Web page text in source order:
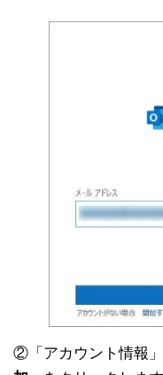
②「アカウント情報」